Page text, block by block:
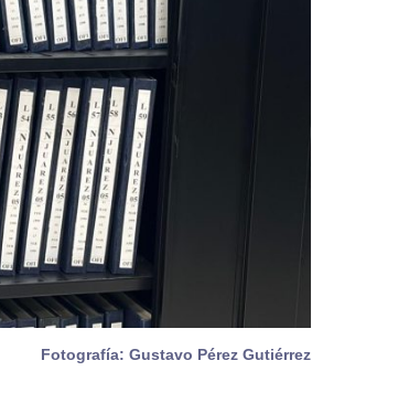
Fotografía: Gustavo Pérez Gutiérrez